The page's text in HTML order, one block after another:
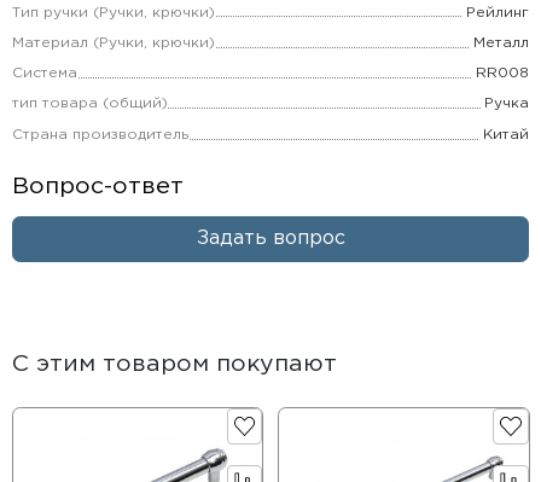
Тип ручки (Ручки, крючки) Рейлинг
Материал (Ручки, крючки) Металл
Система RR008
тип товара (общий) Ручка
Страна производитель Китай
Вопрос-ответ
Задать вопрос
С этим товаром покупают